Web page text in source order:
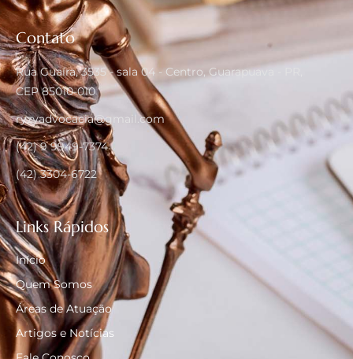
Contato
Rua Guaíra, 3535 - sala 04 - Centro, Guarapuava - PR,
CEP 85010-010
ryzyadvocacia@gmail.com
(42) 9 9949-7374
(42) 3304-6722
Links Rápidos
Início
Quem Somos
Áreas de Atuação
Artigos e Notícias